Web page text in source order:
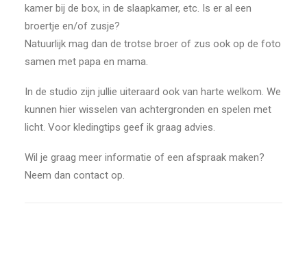
kamer bij de box, in de slaapkamer, etc. Is er al een
broertje en/of zusje?
Natuurlijk mag dan de trotse broer of zus ook op de foto
samen met papa en mama.
In de studio zijn jullie uiteraard ook van harte welkom. We
kunnen hier wisselen van achtergronden en spelen met
licht. Voor kledingtips geef ik graag advies.
Wil je graag meer informatie of een afspraak maken?
Neem dan contact op.